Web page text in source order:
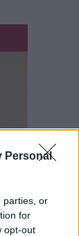
Personal
parties, or
for
opt-out